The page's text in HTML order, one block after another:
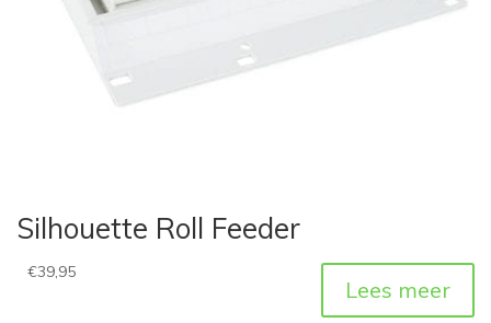
Silhouette Roll Feeder
€39,95
Lees meer